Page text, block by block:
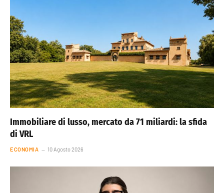
Immobiliare di lusso, mercato da 71 miliardi: la sfida
di VRL
ECONOMIA 10 Agosto 2026